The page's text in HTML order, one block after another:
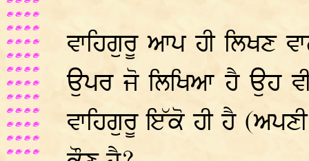
ਵਾਹਿਗੁਰੂ ਆਪ ਹੀ ਲਿਖਣ
ਉਪਰ ਜੋ ਲਿਖਿਆ ਹੈ ਉਹ
ਵਾਹਿਗੁਰੂ ਇੱਕੋ ਹੀ ਹੈ